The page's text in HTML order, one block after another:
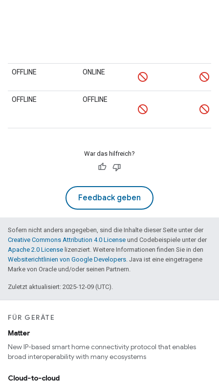
OFFLINE ONLINE
OFFLINE OFFLINE
War das hilfreich?
Feedback geben
Sofern nicht anders angegeben, sind die Inhalte dieser Seite unter der
Creative Commons Attribution 4.0 License und Codebeispiele unter der
Apache 2.0 License lizenziert. Weitere Informationen finden Sie in den
Websiterichtlinien von Google Developers. Java ist eine eingetragene
Marke von Oracle und/oder seinen Partnern.
Zuletzt aktualisiert: 2025-12-09 (UTC).
FÜR GERÄTE
Matter
New IP-based smart home connectivity protocol that enables
broad interoperability with many ecosystems
Cloud-to-cloud